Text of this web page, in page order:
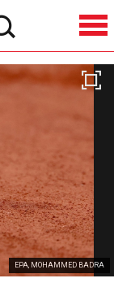
EPA, MOHAMMED BADRA